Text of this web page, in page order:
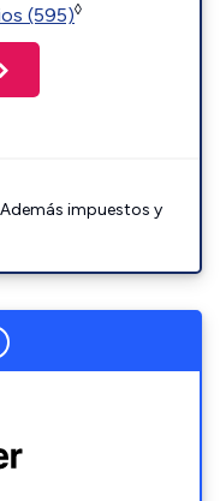
(595)◊
impuestos y